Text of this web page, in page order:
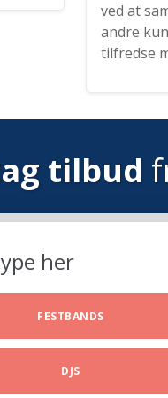
ved at
andre
tilfredse
tilbud
her
FESTBANDS
DJS